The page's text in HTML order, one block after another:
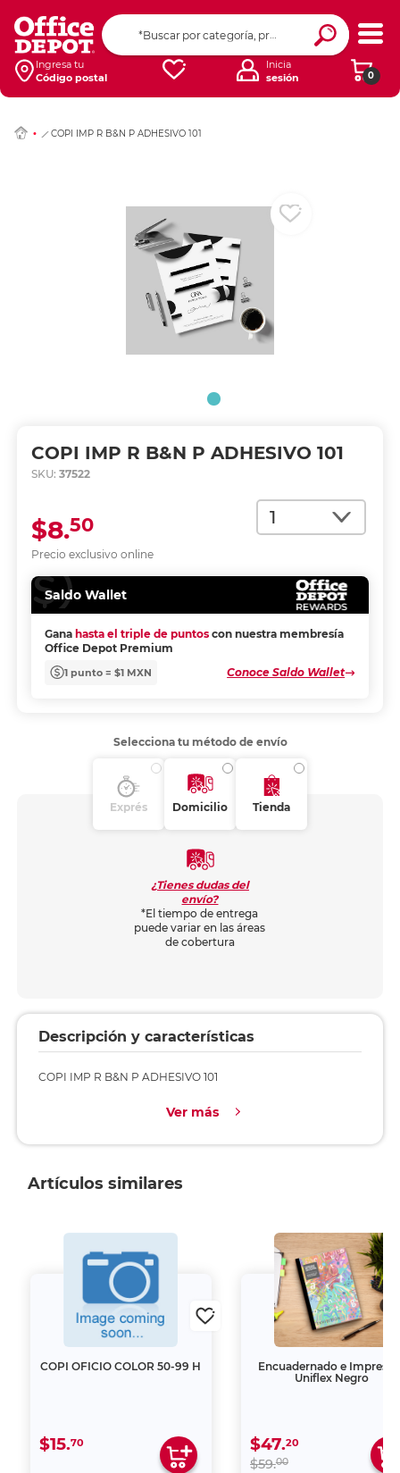
Ingresa tu
Código postal
0
Inicia
sesión
COPI IMP R B&N P ADHESIVO 101
COPI IMP R B&N P ADHESIVO 101
SKU: 37522
Cantidad
Precio exclusivo online
$8.50
Saldo Wallet
Gana hasta el triple de puntos con nuestra membresía
Office Depot Premium
1 punto = $1 MXN Conoce Saldo Wallet
Ingresar Codigo
Selecciona tu método de envío
Exprés Domicilio Tienda
¿Tienes dudas del
envío?
*El tiempo de entrega
puede variar en las áreas
de cobertura
Descripción y características
COPI IMP R B&N P ADHESIVO 101
Ver más
Artículos similares
COPI OFICIO COLOR 50-99 H
$15.70
Encuadernado e
Uniflex Negro
$47.20
$59.00